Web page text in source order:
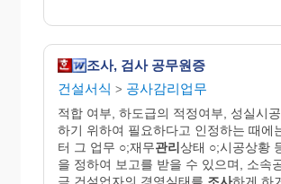
조사, 검사 공무원증
건설서식 > 공사감리업무
적합 여부, 하도급의 적정여부, 성실시
하기 위하여 필요하다고 인정하는 때에
터 그 업무 ○;재무관리상태 ○;시공상황
을 정하여 보고를 받을 수 있으며, 소속
금 건설업자의 경영실태를 조사하게 하